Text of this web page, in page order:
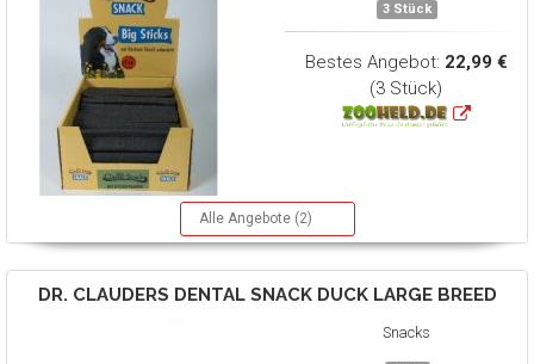
3 Stück
Bestes Angebot: 22,99 €
(3 Stück)
Alle Angebote (2)
DR. CLAUDERS DENTAL SNACK DUCK LARGE BREED
Snacks